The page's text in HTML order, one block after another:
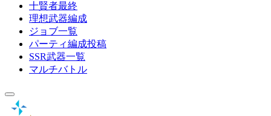
十賢者最終
理想武器編成
ジョブ一覧
パーティ編成投稿
SSR武器一覧
マルチバトル